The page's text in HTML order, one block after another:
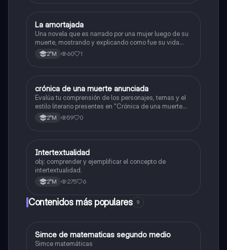
Lengua y Comunicación
La amortajada
Una novela que es narrado por una mujer luego de su
muerte, mostrando y explicando como fue su vida
antes de morir.
2°M 60 1
Lengua y Comunicación
crónica de una muerte anunciada
Evalúa tu comprensión de los personajes, temas y el
estilo literario presentes en "Crónica de una muerte
anunciada".
2°M 59 0
Lengua y Comunicación
Intertextualidad
obj: comprender y ejemplificar el concepto de
intertextualidad.
2°M 275 6
Contenidos más populares 9
Matemáticas
Simce de matematicas segundo medio
Simce matemáticas